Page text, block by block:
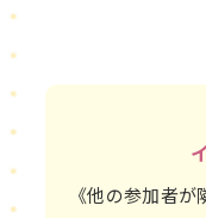
《他の参加者